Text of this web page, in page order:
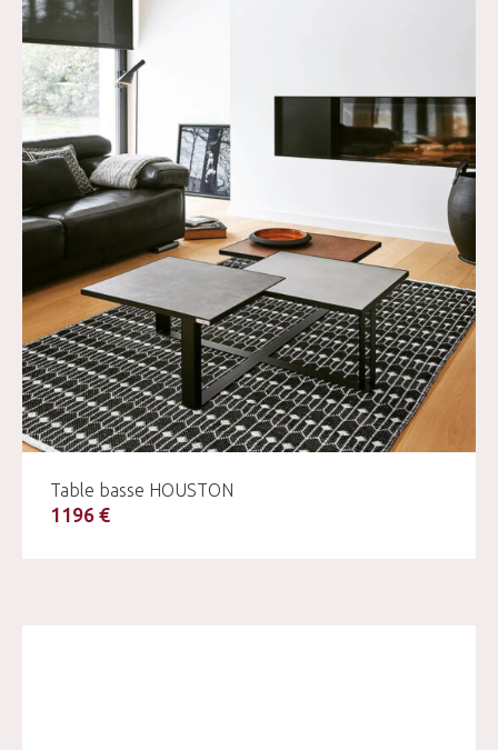
Table basse HOUSTON
1196 €